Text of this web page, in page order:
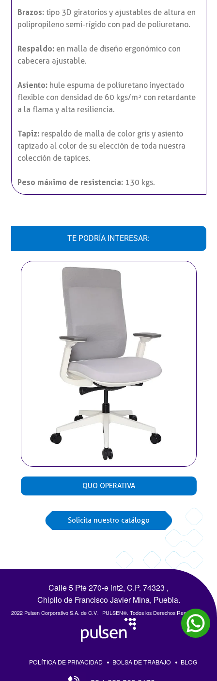
Brazos:tipo 3D giratorios y ajustables de altura en
polipropileno semi-rígido con pad de poliuretano.
Respaldo:en malla de diseño ergonómico con
cabecera ajustable.
Asiento:hule espuma de poliuretano inyectado
flexible con densidad de 60 kgs/m³ con retardante
a la flama y alta resiliencia.
Tapiz:respaldo de malla de color gris y asiento
tapizado al color de su elección de toda nuestra
colección de tapices.
Peso máximo de resistencia:130 kgs.
TE PODRÍA INTERESAR:
QUO OPERATIVA
Solicita nuestro catálogo
Calle 5 Pte 270-e int2, C.P. 74323 ,
Chipilo de Francisco Javier Mina, Puebla.
2022 Pulsen Corporativo S.A. de C.V. | PULSEN®. Todos los Derechos Reservados.
POLÍTICA DE PRIVACIDAD BOLSA DE TRABAJO BLOG